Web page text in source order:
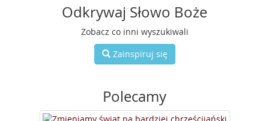
Odkrywaj Słowo Boże
Zobacz co inni wyszukiwali
Zainspiruj się
Polecamy